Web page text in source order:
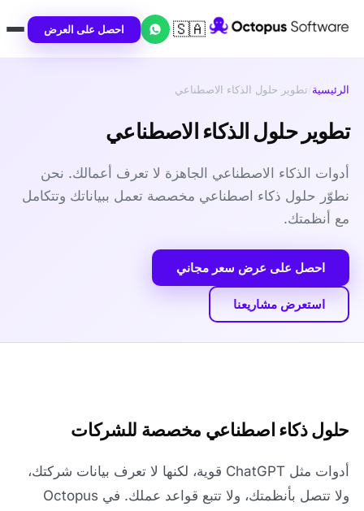
🇸🇦 احصل على العرض
الرئيسية/تطوير حلول الذكاء الاصطناعي
تطوير حلول الذكاء الاصطناعي
أدوات الذكاء الاصطناعي الجاهزة لا تعرف أعمالك. نحن
نطوّر حلول ذكاء اصطناعي مخصصة تعمل ببياناتك وتتكامل
مع أنظمتك.
احصل على عرض سعر مجاني
استعرض مشاريعنا
حلول ذكاء اصطناعي مخصصة للشركات
أدوات مثل ChatGPT قوية، لكنها لا تعرف بيانات شركتك،
ولا تتصل بأنظمتك، ولا تتبع قواعد عملك. في Octopus